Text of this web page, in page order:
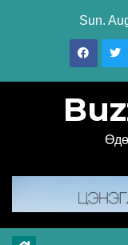
Sun.